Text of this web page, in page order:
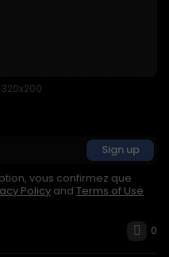
vous confirmez que
Policy and Terms of Use
0